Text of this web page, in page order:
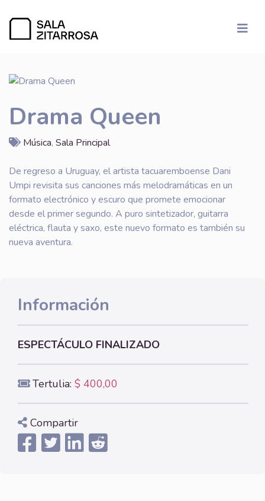
Drama Queen
Música, Sala Principal
De regreso a Uruguay, el artista tacuaremboense Dani
Umpi revisita sus canciones más melodramáticas en un
formato electrónico y escuro que promete emocionar
desde el primer segundo. A puro sintetizador, guitarra
eléctrica, flauta y saxo, este nuevo formato es también su
nueva aventura.
Información
ESPECTÁCULO FINALIZADO
Tertulia: $ 400,00
Compartir